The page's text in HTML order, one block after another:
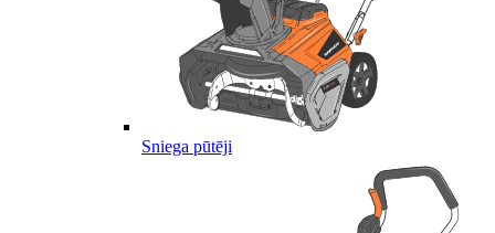
Sniega pūtēji